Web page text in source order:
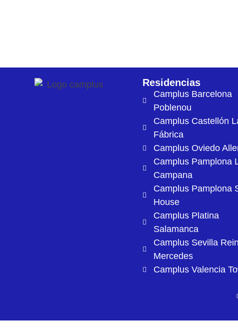
Residencias
Camplus Barcelona
Poblenou
Camplus Castellón
Fábrica
Camplus Oviedo
Camplus Pamplona
Campana
Camplus Pamplona
House
Camplus Platina
Salamanca
Camplus Sevilla
Mercedes
Camplus Valencia